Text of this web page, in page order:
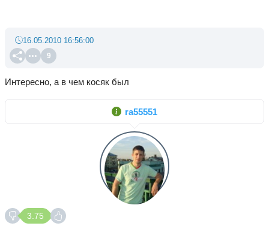
9
16.05.2010 16:56:00
Интересно, а в чем косяк был
ra55551
3.75